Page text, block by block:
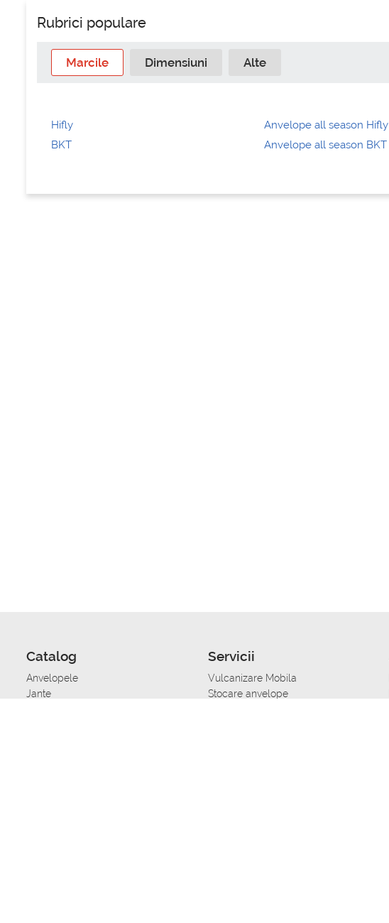
Rubrici populare
Marcile Dimensiuni Alte
Hifly Anvelope all season Hifly
BKT
Anvelope all season BKT
Catalog
Anvelopele
Jante
Servicii
Vulcanizare Mobila
Stocare anvelope